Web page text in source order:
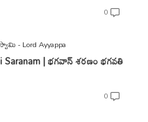
0
- Lord Ayyappa
Saranam | భగవాన్ శరణం భగవతి
0